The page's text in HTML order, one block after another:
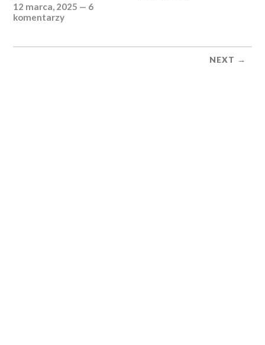
12 marca, 2025 — 6
komentarzy
NEXT →